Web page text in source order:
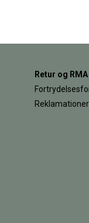
Retur og RMA
Reklamationer